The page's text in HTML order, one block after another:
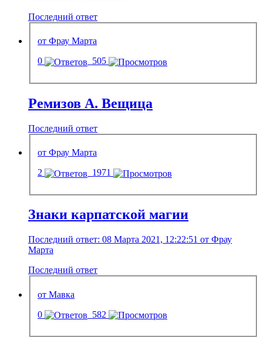
Последний ответ
от Фрау Марта
0
505
Ремизов А. Вещица
Последний ответ
от Фрау Марта
2
1971
Знаки карпатской магии
Последний ответ: 08 Марта 2021, 12:22:51 от Фрау
Марта
Последний ответ
от Мавка
0
582